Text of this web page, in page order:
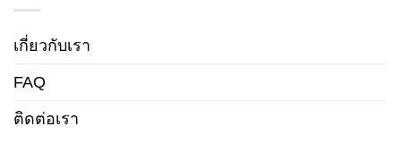
เกี่ยวกับเรา
FAQ
ติดต่อเรา